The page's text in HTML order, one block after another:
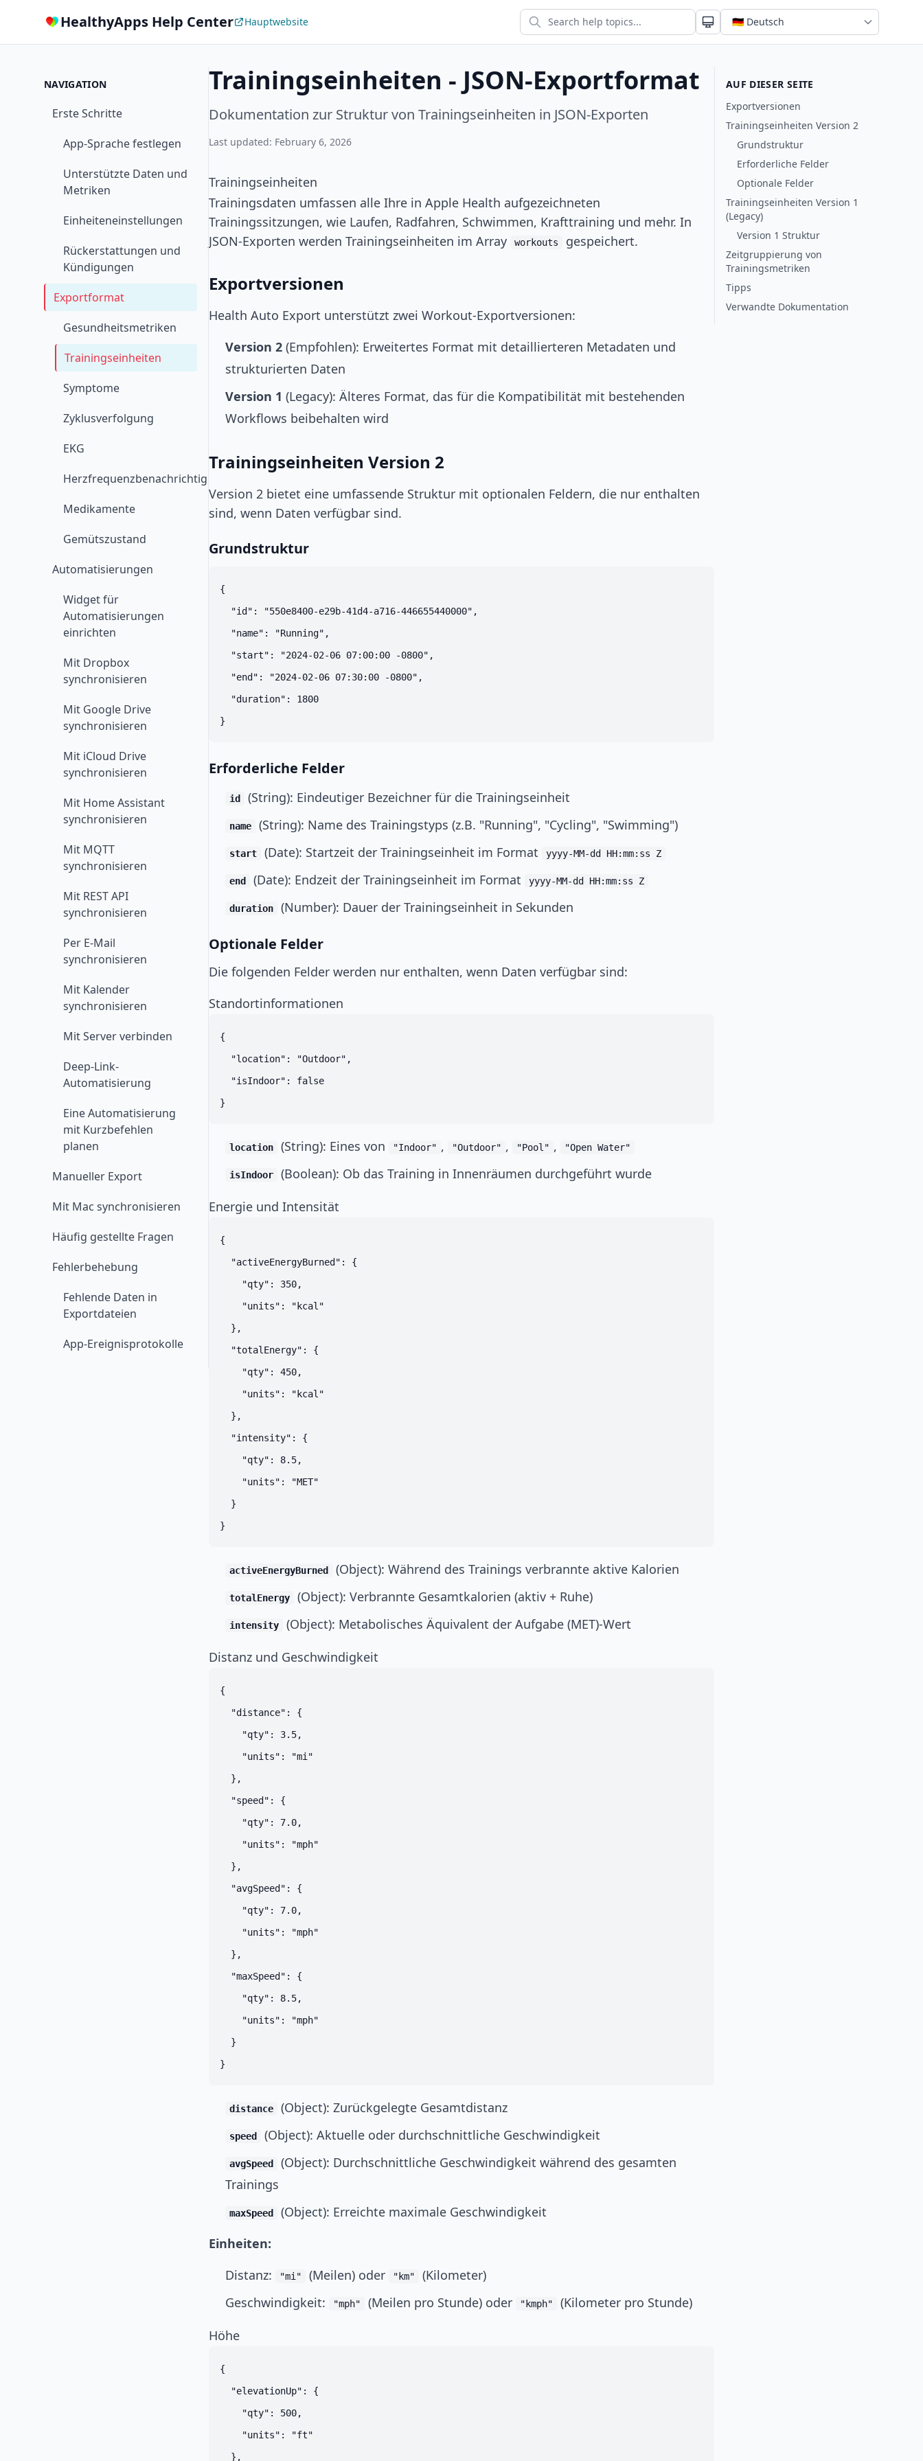
HealthyApps Help Center Hauptwebsite
NAVIGATION
Erste Schritte
App-Sprache festlegen
Unterstützte Daten und
Metriken
Einheiteneinstellungen
Rückerstattungen und
Kündigungen
Exportformat
Gesundheitsmetriken
Trainingseinheiten
Symptome
Zyklusverfolgung
EKG
Herzfrequenzbenachrichtigungen
Medikamente
Gemütszustand
Automatisierungen
Widget für
Automatisierungen
einrichten
Mit Dropbox
synchronisieren
Mit Google Drive
synchronisieren
Mit iCloud Drive
synchronisieren
Mit Home Assistant
synchronisieren
Mit MQTT
synchronisieren
Mit REST API
synchronisieren
Per E-Mail
synchronisieren
Mit Kalender
synchronisieren
Mit Server verbinden
Deep-Link-
Automatisierung
Eine Automatisierung
mit Kurzbefehlen
planen
Manueller Export
Mit Mac synchronisieren
Häufig gestellte Fragen
Fehlerbehebung
Fehlende Daten in
Exportdateien
App-Ereignisprotokolle
Trainingseinheiten - JSON-Exportformat
Dokumentation zur Struktur von Trainingseinheiten in JSON-Exporten
Last updated: February 6, 2026
Trainingseinheiten
Trainingsdaten umfassen alle Ihre in Apple Health aufgezeichneten
Trainingssitzungen, wie Laufen, Radfahren, Schwimmen, Krafttraining und mehr. In
JSON-Exporten werden Trainingseinheiten im Array
workouts gespeichert.
Exportversionen
Health Auto Export unterstützt zwei Workout-Exportversionen:
Version 2 (Empfohlen): Erweitertes Format mit detaillierteren Metadaten und
strukturierten Daten
Version 1 (Legacy): Älteres Format, das für die Kompatibilität mit bestehenden
Workflows beibehalten wird
Trainingseinheiten Version 2
Version 2 bietet eine umfassende Struktur mit optionalen Feldern, die nur enthalten
sind, wenn Daten verfügbar sind.
Grundstruktur
{
  "id": "550e8400-e29b-41d4-a716-446655440000",
  "name": "Running",
  "start": "2024-02-06 07:00:00 -0800",
  "end": "2024-02-06 07:30:00 -0800",
  "duration": 1800
Erforderliche Felder
id (String): Eindeutiger Bezeichner für die Trainingseinheit
name (String): Name des Trainingstyps (z.B. "Running", "Cycling", "Swimming")
start (Date): Startzeit der Trainingseinheit im Format yyyy-MM-dd HH:mm:ss Z
end (Date): Endzeit der Trainingseinheit im Format yyyy-MM-dd HH:mm:ss Z
duration (Number): Dauer der Trainingseinheit in Sekunden
Optionale Felder
Die folgenden Felder werden nur enthalten, wenn Daten verfügbar sind:
Standortinformationen
{
  "location": "Outdoor",
  "isIndoor": false
location (String): Eines von "Indoor" , "Outdoor" , "Pool" , "Open Water"
isIndoor
(Boolean): Ob das Training in Innenräumen durchgeführt wurde
Energie und Intensität
{
  "activeEnergyBurned": {
    "qty": 350,
    "units": "kcal"
  },
  "totalEnergy": {
    "qty": 450,
    "units": "kcal"
  },
  "intensity": {
    "qty": 8.5,
    "units": "MET"
  }
activeEnergyBurned (Object): Während des Trainings verbrannte aktive Kalorien
totalEnergy (Object): Verbrannte Gesamtkalorien (aktiv + Ruhe)
intensity
(Object): Metabolisches Äquivalent der Aufgabe (MET)-Wert
Distanz und Geschwindigkeit
{
  "distance": {
    "qty": 3.5,
    "units": "mi"
  },
  "speed": {
    "qty": 7.0,
    "units": "mph"
  },
  "avgSpeed": {
    "qty": 7.0,
    "units": "mph"
  },
  "maxSpeed": {
    "qty": 8.5,
    "units": "mph"
  }
distance (Object): Zurückgelegte Gesamtdistanz
speed (Object): Aktuelle oder durchschnittliche Geschwindigkeit
avgSpeed
(Object): Durchschnittliche Geschwindigkeit während des gesamten
Trainings
maxSpeed
(Object): Erreichte maximale Geschwindigkeit
Einheiten:
Distanz:
"mi" (Meilen) oder "km"
(Kilometer)
Geschwindigkeit:
"mph" (Meilen pro Stunde) oder "kmph"
(Kilometer pro Stunde)
Höhe
{
  "elevationUp": {
    "qty": 500,
    "units": "ft"
  },
AUF DIESER SEITE
Exportversionen
Trainingseinheiten Version 2
Grundstruktur
Erforderliche Felder
Optionale Felder
Trainingseinheiten Version 1
(Legacy)
Version 1 Struktur
Zeitgruppierung von
Trainingsmetriken
Tipps
Verwandte Dokumentation